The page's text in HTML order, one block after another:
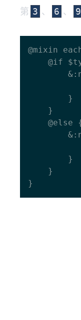
第 3 、 6 、 9
@mixin